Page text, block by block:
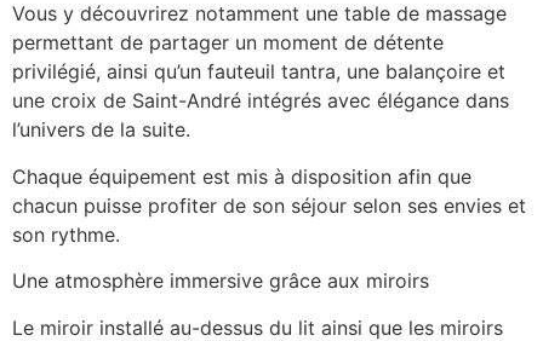
Vous y découvrirez notamment une table de massage
permettant de partager un moment de détente
privilégié, ainsi qu’un fauteuil tantra, une balançoire et
une croix de Saint-André intégrés avec élégance dans
l’univers de la suite.
Chaque équipement est mis à disposition afin que
chacun puisse profiter de son séjour selon ses envies et
son rythme.
Une atmosphère immersive grâce aux miroirs
Le miroir installé au-dessus du lit ainsi que les miroirs